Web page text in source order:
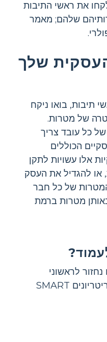
את ראשי התיבות
שלהם; מאמר
שלך
תיבות, בואו ניקח
של מטרות.
כל עובד צריך
הכוללים
אלו עשויות לתקן
או להגדיל את העסק
של כל חבר
מטרות ברמת
לראשוני
SMART. לדוגמה שלנו, קריטריונים SMART